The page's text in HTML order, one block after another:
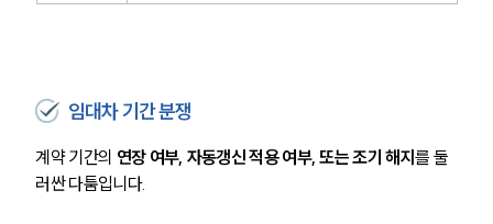
임대차 기간 분쟁
계약 기간의 연장 여부, 자동갱신 적용 여부, 또는 조기 해지를 둘
러싼 다툼입니다.